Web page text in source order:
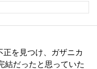
正を見つけ、ガザニカ
結だったと思っていた